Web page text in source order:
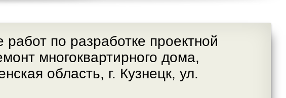
по разработке проектной
многоквартирного дома,
область, г. Кузнецк, ул.